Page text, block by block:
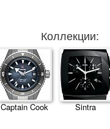
Коллекции:
Captain Cook Sintra